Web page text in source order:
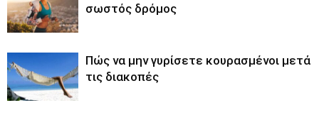
σωστός δρόμος
Πώς να μην γυρίσετε κουρασμένοι μετά
τις διακοπές